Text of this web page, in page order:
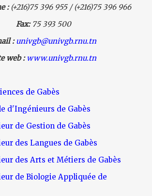
:(+216)75 396 955 / (+216)75 396 966
Fax:75 393 500
: univgb@univgb.rnu.tn
web : www.univgb.rnu.tn
de Gabès
d'Ingénieurs de Gabès
de Gestion de Gabès
des Langues de Gabès
des Arts et Métiers de Gabès
de Biologie Appliquée de